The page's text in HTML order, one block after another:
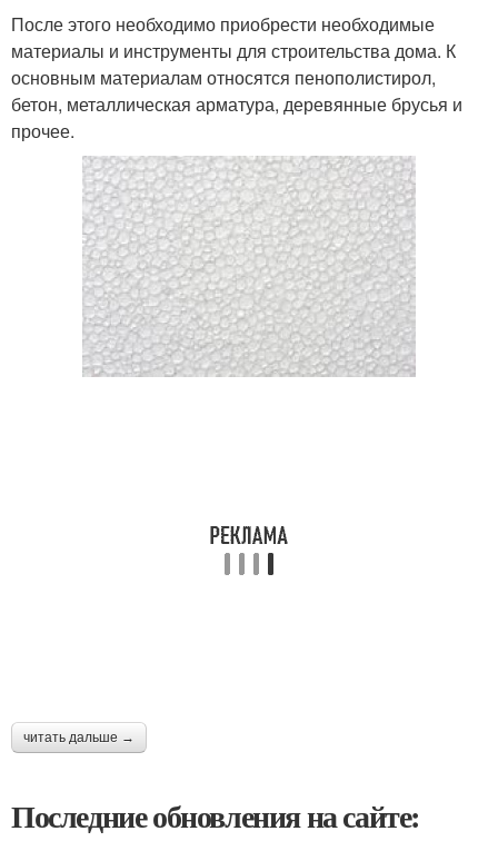
После этого необходимо приобрести необходимые
материалы и инструменты для строительства дома. К
основным материалам относятся пенополистирол,
бетон, металлическая арматура, деревянные брусья и
прочее.
читать дальше →
Последние обновления на сайте: